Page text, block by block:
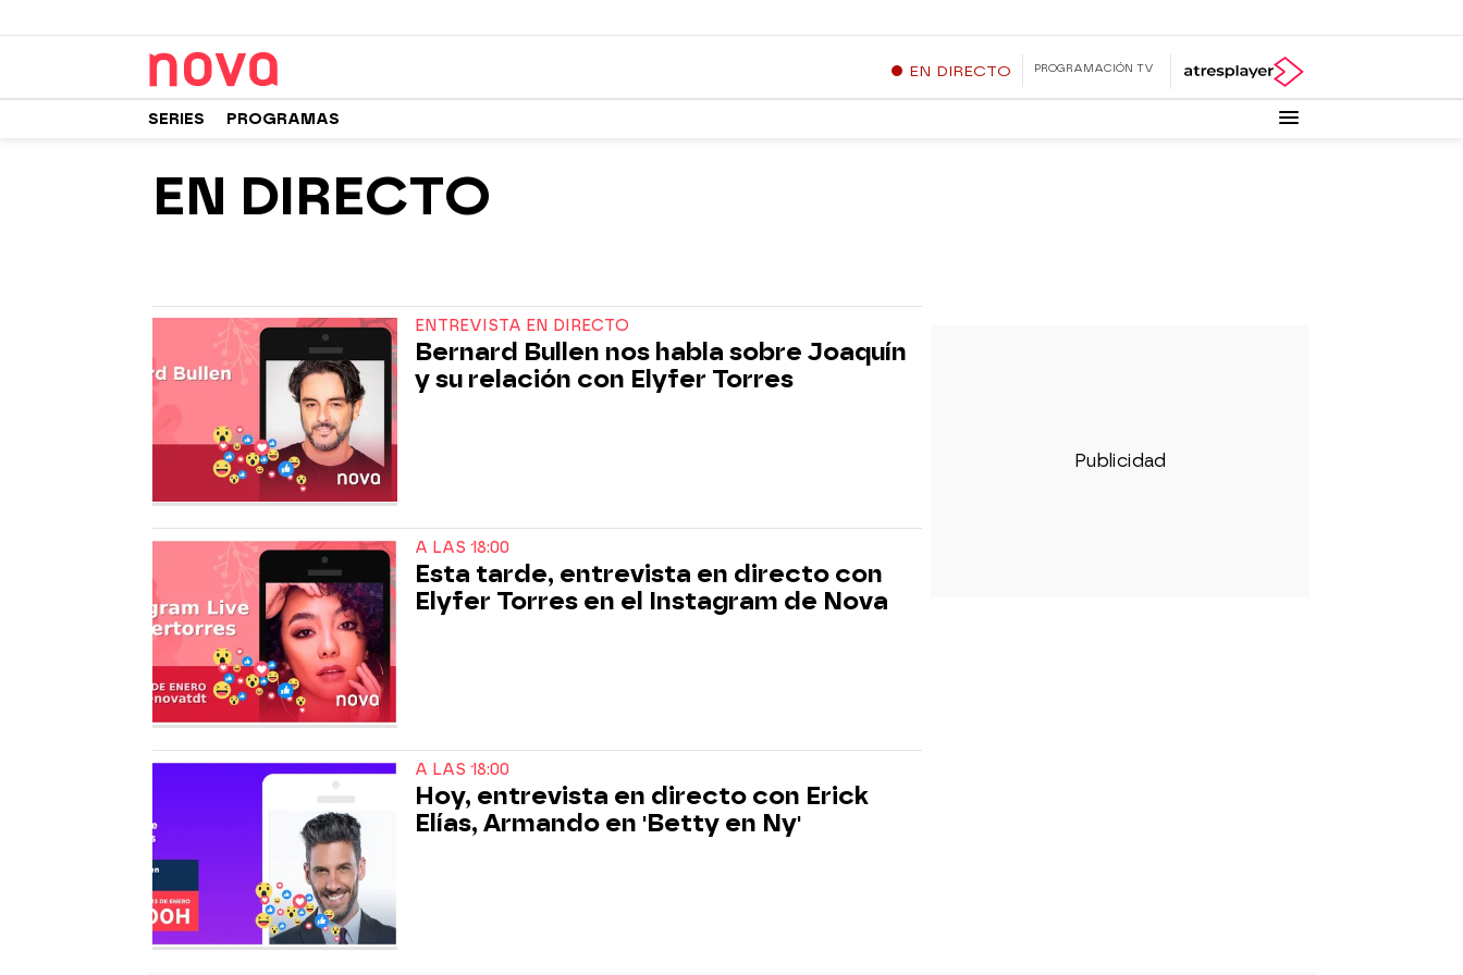
EN DIRECTO PROGRAMACIÓN TV
SERIES PROGRAMAS
EN DIRECTO
ENTREVISTA EN DIRECTO
Bernard Bullen nos habla sobre Joaquín
y su relación con Elyfer Torres
A LAS 18:00
Esta tarde, entrevista en directo con
Elyfer Torres en el Instagram de Nova
A LAS 18:00
Hoy, entrevista en directo con Erick
Elías, Armando en 'Betty en Ny'